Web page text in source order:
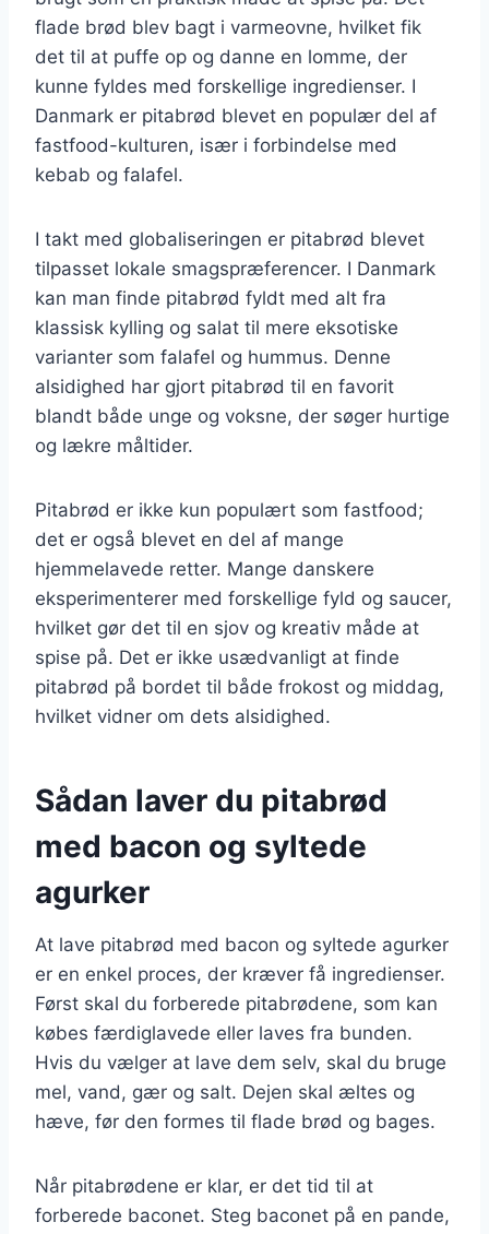
flade brød blev bagt i varmeovne, hvilket fik
det til at puffe op og danne en lomme, der
kunne fyldes med forskellige ingredienser. I
Danmark er pitabrød blevet en populær del af
fastfood-kulturen, især i forbindelse med
kebab og falafel.
I takt med globaliseringen er pitabrød blevet
tilpasset lokale smagspræferencer. I Danmark
kan man finde pitabrød fyldt med alt fra
klassisk kylling og salat til mere eksotiske
varianter som falafel og hummus. Denne
alsidighed har gjort pitabrød til en favorit
blandt både unge og voksne, der søger hurtige
og lækre måltider.
Pitabrød er ikke kun populært som fastfood;
det er også blevet en del af mange
hjemmelavede retter. Mange danskere
eksperimenterer med forskellige fyld og saucer,
hvilket gør det til en sjov og kreativ måde at
spise på. Det er ikke usædvanligt at finde
pitabrød på bordet til både frokost og middag,
hvilket vidner om dets alsidighed.
Sådan laver du pitabrød
med bacon og syltede
agurker
At lave pitabrød med bacon og syltede agurker
er en enkel proces, der kræver få ingredienser.
Først skal du forberede pitabrødene, som kan
købes færdiglavede eller laves fra bunden.
Hvis du vælger at lave dem selv, skal du bruge
mel, vand, gær og salt. Dejen skal æltes og
hæve, før den formes til flade brød og bages.
Når pitabrødene er klar, er det tid til at
forberede baconet. Steg baconet på en pande,